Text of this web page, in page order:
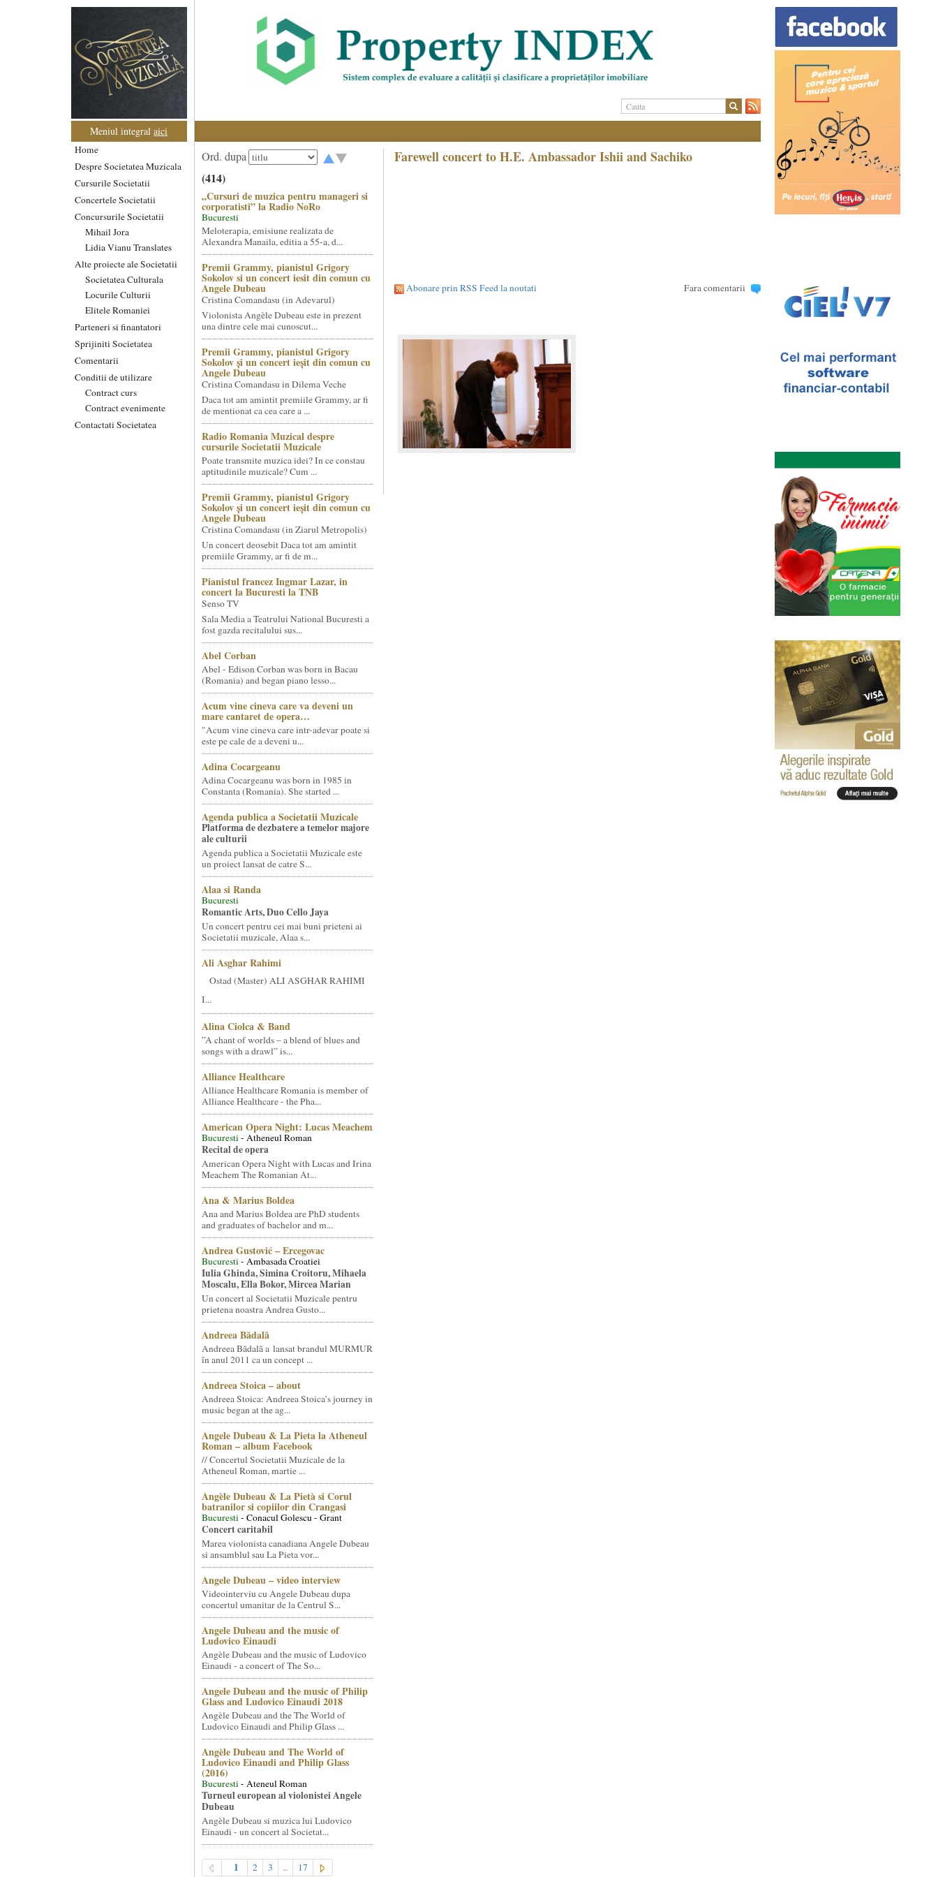
Meniul integralaici
Home
Despre Societatea Muzicala
Cursurile Societatii
Concertele Societatii
Concursurile Societatii
Mihail Jora
Lidia Vianu Translates
Alte proiecte ale Societatii
Societatea Culturala
Locurile Culturii
Elitele Romaniei
Parteneri si finantatori
Sprijiniti Societatea
Comentarii
Conditii de utilizare
Contract curs
Contract evenimente
Contactati Societatea
Ord. dupa
(414)
„Cursuri de muzica pentru manageri si
corporatisti” la Radio NoRo
Bucuresti
Meloterapia, emisiune realizata de
Alexandra Manaila, editia a 55-a, d...
Premii Grammy, pianistul Grigory
Sokolov si un concert iesit din comun cu
Angele Dubeau
Cristina Comandasu (in Adevarul)
Violonista Angèle Dubeau este in prezent
una dintre cele mai cunoscut...
Premii Grammy, pianistul Grigory
Sokolov și un concert ieșit din comun cu
Angele Dubeau
Cristina Comandasu in Dilema Veche
Daca tot am amintit premiile Grammy, ar fi
de mentionat ca cea care a ...
Radio Romania Muzical despre
cursurile Societatii Muzicale
Poate transmite muzica idei? In ce constau
aptitudinile muzicale? Cum ...
Premii Grammy, pianistul Grigory
Sokolov și un concert ieșit din comun cu
Angele Dubeau
Cristina Comandasu (in Ziarul Metropolis)
Un concert deosebit Daca tot am amintit
premiile Grammy, ar fi de m...
Pianistul francez Ingmar Lazar, in
concert la Bucuresti la TNB
Senso TV
Sala Media a Teatrului National Bucuresti a
fost gazda recitalului sus...
Abel Corban
Abel - Edison Corban was born in Bacau
(Romania) and began piano lesso...
Acum vine cineva care va deveni un
mare cantaret de opera…
"Acum vine cineva care intr-adevar poate si
este pe cale de a deveni u...
Adina Cocargeanu
Adina Cocargeanu was born in 1985 in
Constanta (Romania). She started ...
Agenda publica a Societatii Muzicale
Platforma de dezbatere a temelor majore
ale culturii
Agenda publica a Societatii Muzicale este
un proiect lansat de catre S...
Alaa si Randa
Bucuresti
Romantic Arts, Duo Cello Jaya
Un concert pentru cei mai buni prieteni ai
Societatii muzicale, Alaa s...
Ali Asghar Rahimi
Ostad (Master) ALI ASGHAR RAHIMI
I...
Alina Ciolca & Band
”A chant of worlds – a blend of blues and
songs with a drawl” is...
Alliance Healthcare
Alliance Healthcare Romania is member of
Alliance Healthcare - the Pha...
American Opera Night: Lucas Meachem
Bucuresti- Atheneul Roman
Recital de opera
American Opera Night with Lucas and Irina
Meachem The Romanian At...
Ana & Marius Boldea
Ana and Marius Boldea are PhD students
and graduates of bachelor and m...
Andrea Gustović – Ercegovac
Bucuresti- Ambasada Croatiei
Iulia Ghinda, Simina Croitoru, Mihaela
Moscalu, Ella Bokor, Mircea Marian
Un concert al Societatii Muzicale pentru
prietena noastra Andrea Gusto...
Andreea Bădală
Andreea Bădală a lansat brandul MURMUR
în anul 2011 ca un concept ...
Andreea Stoica – about
Andreea Stoica: Andreea Stoica’s journey in
music began at the ag...
Angele Dubeau & La Pieta la Atheneul
Roman – album Facebook
// Concertul Societatii Muzicale de la
Atheneul Roman, martie ...
Angèle Dubeau & La Pietà si Corul
batranilor si copiilor din Crangasi
Bucuresti- Conacul Golescu - Grant
Concert caritabil
Marea violonista canadiana Angele Dubeau
si ansamblul sau La Pieta vor...
Angele Dubeau – video interview
Videointerviu cu Angele Dubeau dupa
concertul umanitar de la Centrul S...
Angele Dubeau and the music of
Ludovico Einaudi
Angèle Dubeau and the music of Ludovico
Einaudi - a concert of The So...
Angele Dubeau and the music of Philip
Glass and Ludovico Einaudi 2018
Angèle Dubeau and the The World of
Ludovico Einaudi and Philip Glass ...
Angèle Dubeau and The World of
Ludovico Einaudi and Philip Glass
(2016)
Bucuresti- Ateneul Roman
Turneul european al violonistei Angele
Dubeau
Angèle Dubeau si muzica lui Ludovico
Einaudi - un concert al Societat...
1 2 3 .. 17
Farewell concert to H.E. Ambassador Ishii and Sachiko
Abonare prin RSS Feed la noutati Fara comentarii